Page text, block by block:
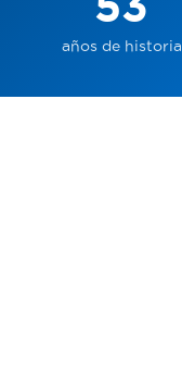
años de historia